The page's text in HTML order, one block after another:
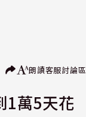
朗讀客服討論區
1萬5天花